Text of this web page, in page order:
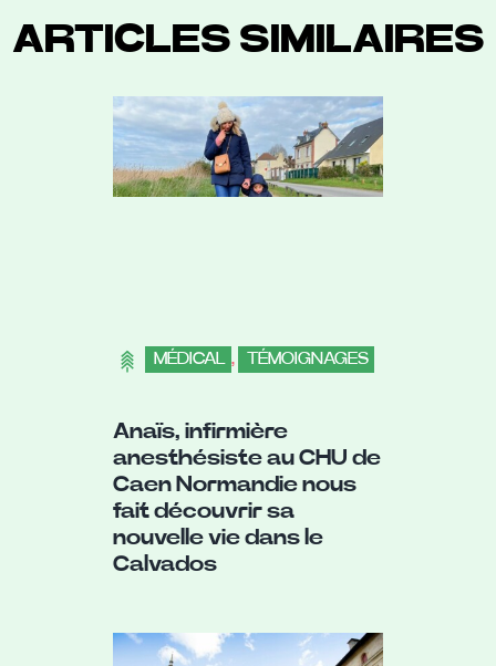
ARTICLES SIMILAIRES
MÉDICAL , TÉMOIGNAGES
Anaïs, infirmière
anesthésiste au CHU de
Caen Normandie nous
fait découvrir sa
nouvelle vie dans le
Calvados